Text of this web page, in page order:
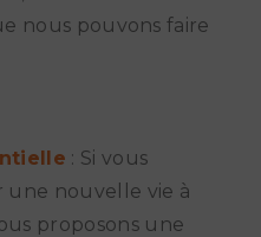
nous pouvons faire
: Si vous
une nouvelle vie à
proposons une